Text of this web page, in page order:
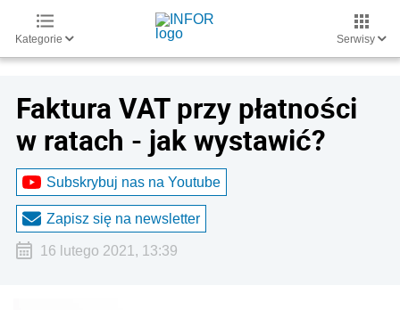
Kategorie Serwisy
Faktura VAT przy płatności
w ratach - jak wystawić?
Subskrybuj nas na Youtube
Zapisz się na newsletter
16 lutego 2021, 13:39